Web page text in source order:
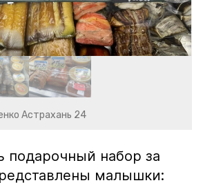
Астрахань 24
подарочный набор за
малышки: